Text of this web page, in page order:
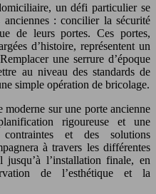
un défi particulier se
: concilier la sécurité
de leurs portes. Ces portes,
d’histoire, représentent un
une serrure d’époque
au niveau des standards de
simple opération de bricolage.
sur une porte ancienne
rigoureuse et une
contraintes et des solutions
à travers les différentes
l’installation finale, en
de l’esthétique et la